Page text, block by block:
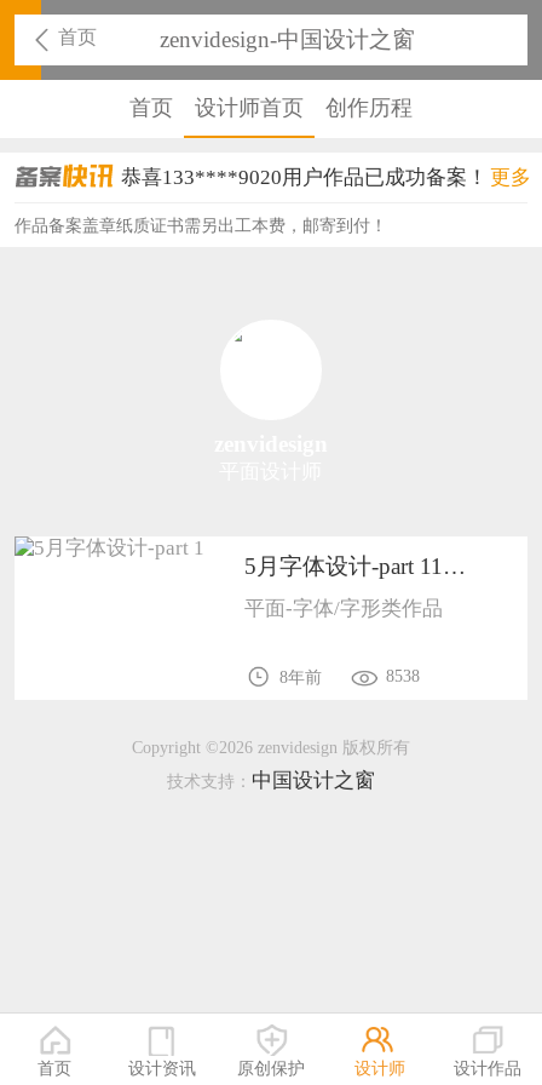
首页 zenvidesign-中国设计之窗
首页 设计师首页 创作历程
恭喜133****9020用户作品已成功备案！
恭喜136****9807用户作品已成功备案！
恭喜133****8874用户作品已成功备案！
恭喜138****8638用户作品已成功备案！
更多
作品备案盖章纸质证书需另出工本费，邮寄到付！
5月字体设计-part 11005
平面-字体/字形类作品
8年前 8538
Copyright ©2026 zenvidesign 版权所有
技术支持： 中国设计之窗
首页 设计资讯 原创保护 设计师 设计作品